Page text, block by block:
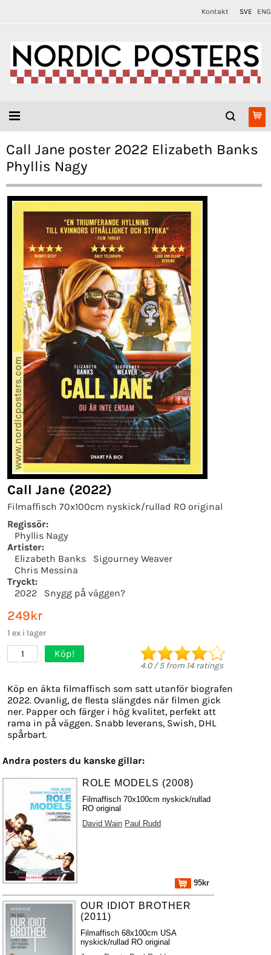
Kontakt SVE ENG
Call Jane poster 2022 Elizabeth Banks
Phyllis Nagy
Call Jane (2022)
Filmaffisch 70x100cm nyskick/rullad RO original
Regissör:
Phyllis Nagy
Artister:
Elizabeth Banks
Sigourney Weaver
Chris Messina
Tryckt:
2022
Snygg på väggen?
249kr
1 ex i lager
1 Köp!
4.0/5from 14 ratings
Köp en äkta filmaffisch som satt utanför biografen
2022. Ovanlig, de flesta slängdes när filmen gick
ner. Papper och färger i hög kvalitet, perfekt att
rama in på väggen. Snabb leverans, Swish, DHL
spårbart.
Andra posters du kanske gillar:
ROLE MODELS (2008)
Filmaffisch 70x100cm nyskick/rullad
RO original
David Wain Paul Rudd
95kr
OUR IDIOT BROTHER
(2011)
Filmaffisch 68x100cm USA
nyskick/rullad RO original